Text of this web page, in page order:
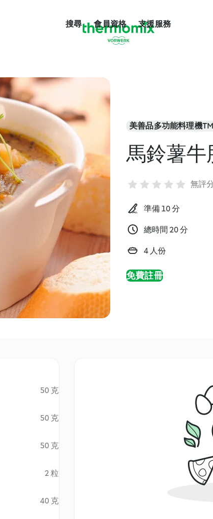
搜尋 會員資格 支援服務
美善品多功能料理機
馬鈴薯牛
無評
準備 10 分
總時間 20 分
4 人份
免費註冊
50 克
50 克
50 克
2 粒
40 克